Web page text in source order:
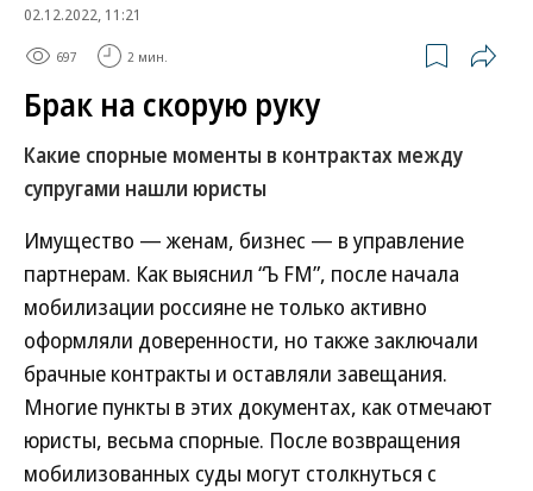
02.12.2022, 11:21
697 2 мин.
Брак на скорую руку
Какие спорные моменты в контрактах между
супругами нашли юристы
Имущество — женам, бизнес — в управление
партнерам. Как выяснил “Ъ FM”, после начала
мобилизации россияне не только активно
оформляли доверенности, но также заключали
брачные контракты и оставляли завещания.
Многие пункты в этих документах, как отмечают
юристы, весьма спорные. После возвращения
мобилизованных суды могут столкнуться с